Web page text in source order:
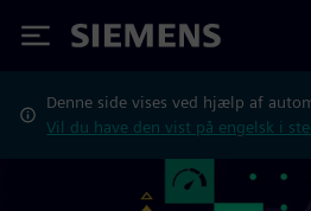
Siemens
Denne side vises ved hjælp af
Vil du have den vist på engelsk i